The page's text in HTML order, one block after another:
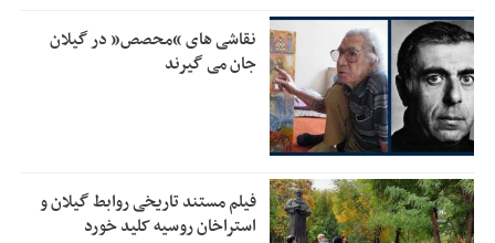
11:04 امیر اکرمی‌نیا: ارتش کاملاً آماده است
نقاشی های “محصص” در گیلان
جان می گیرند
فیلم مستند تاریخی روابط گیلان و
استراخان روسیه کلید خورد